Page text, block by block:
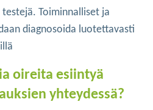
Toiminnalliset ja
diagnosoida luotettavasti
oireita esiintyä
yhteydessä?